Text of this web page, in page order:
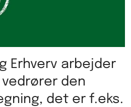
Erhverv arbejder
den
det er f.eks.